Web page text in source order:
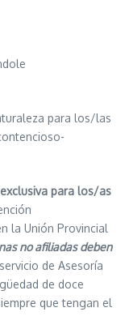
para los/las
exclusiva para los/as
la Unión Provincial
no afiliadas deben
de Asesoría
de doce
que tengan el